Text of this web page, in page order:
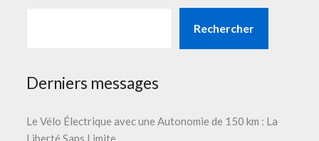
Rechercher
Derniers messages
Le Vélo Électrique avec une Autonomie de 150 km : La
Liberté Sans Limite